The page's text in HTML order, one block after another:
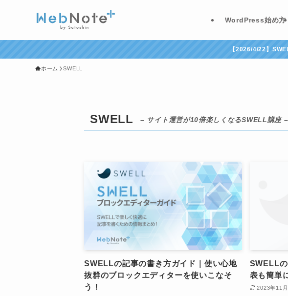
WordPress始め方
【2026/4/22】
ホーム SWELL
SWELL – サイト運営が10倍楽しくなるSWELL講座 –
SWELLの記事の書き方ガイド｜使い心地
抜群のブロックエディターを使いこなそ
う！
SWELL
表も簡単
2023年11